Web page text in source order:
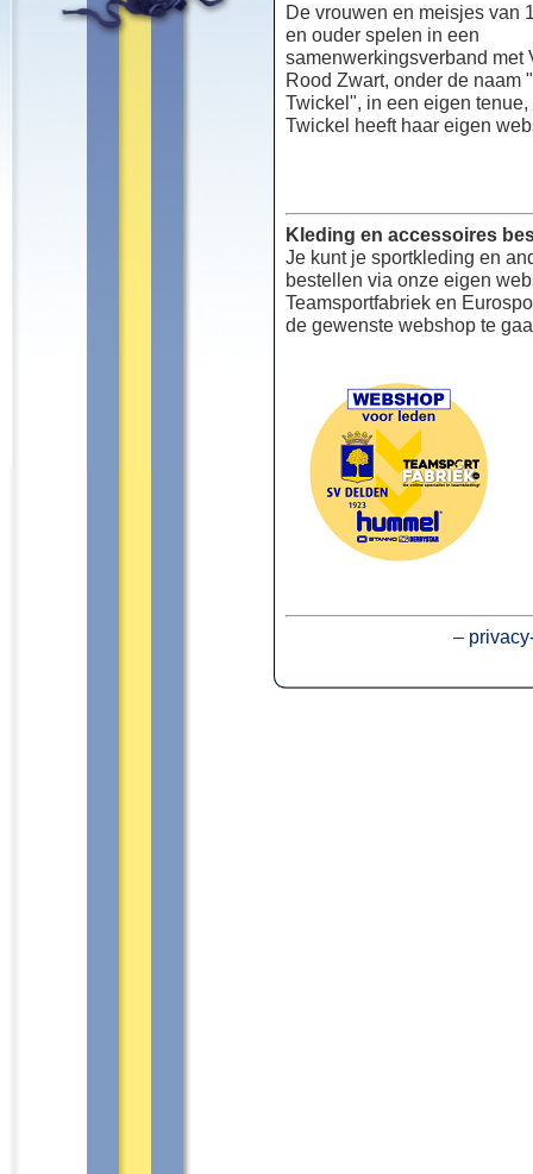
De vrouwen en meisjes van
en ouder spelen in een
samenwerkingsverband met
Rood Zwart, onder de naam
Twickel", in een eigen
Twickel heeft haar eigen
Kleding en accessoires
Je kunt je sportkleding en
bestellen via onze eigen
Teamsportfabriek en
de gewenste webshop te
–